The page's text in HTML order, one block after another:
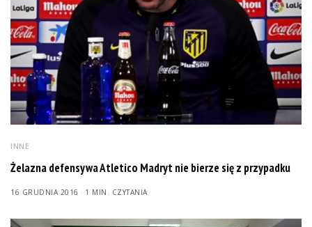
INNE
Żelazna defensywa Atletico Madryt nie bierze się z przypadku
16 GRUDNIA 2016 1 MIN. CZYTANIA